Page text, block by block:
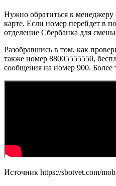
Нужно обратиться к
карте. Если номер перейдет в
отделение Сбербанка для
Разобравшись в том, как
также номер 88005555550,
сообщения на номер 900. Более
Источник https://sbotvet.com/